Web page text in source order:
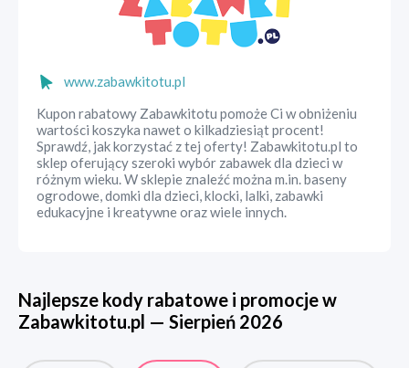
www.zabawkitotu.pl
Kupon rabatowy Zabawkitotu pomoże Ci w obniżeniu
wartości koszyka nawet o kilkadziesiąt procent!
Sprawdź, jak korzystać z tej oferty! Zabawkitotu.pl to
sklep oferujący szeroki wybór zabawek dla dzieci w
różnym wieku. W sklepie znaleźć można m.in. baseny
ogrodowe, domki dla dzieci, klocki, lalki, zabawki
edukacyjne i kreatywne oraz wiele innych.
Najlepsze kody rabatowe i promocje w
Zabawkitotu.pl — Sierpień 2026